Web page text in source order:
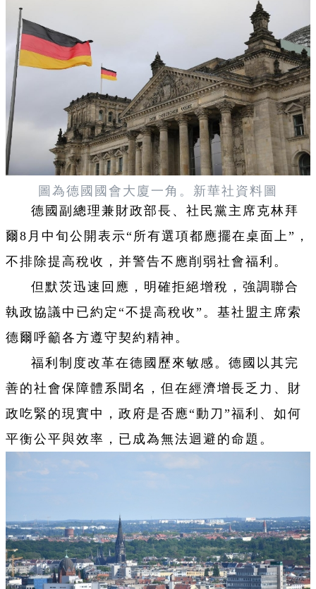
圖為德國國會大廈一角。新華社資料圖
德國副總理兼財政部長、社民黨主席克林拜
爾8月中旬公開表示“所有選項都應擺在桌面上”，
不排除提高稅收，并警告不應削弱社會福利。
但默茨迅速回應，明確拒絕增稅，強調聯合
執政協議中已約定“不提高稅收”。基社盟主席索
德爾呼籲各方遵守契約精神。
福利制度改革在德國歷來敏感。德國以其完
善的社會保障體系聞名，但在經濟增長乏力、財
政吃緊的現實中，政府是否應“動刀”福利、如何
平衡公平與效率，已成為無法迴避的命題。